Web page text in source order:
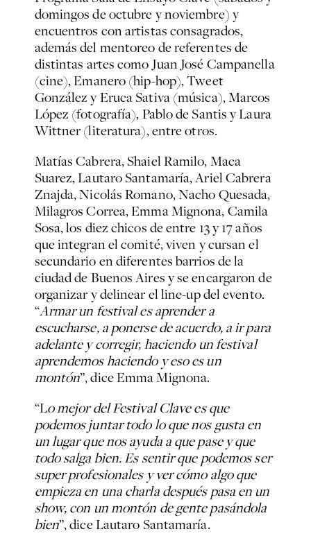
domingos de octubre y noviembre) y
encuentros con artistas consagrados,
además del mentoreo de referentes de
distintas artes como Juan José Campanella
(cine), Emanero (hip-hop), Tweet
González y Eruca Sativa (música), Marcos
López (fotografía), Pablo de Santis y Laura
Wittner (literatura), entre otros.
Matías Cabrera, Shaiel Ramilo, Maca
Suarez, Lautaro Santamaría, Ariel Cabrera
Znajda, Nicolás Romano, Nacho Quesada,
Milagros Correa, Emma Mignona, Camila
Sosa, los diez chicos de entre 13 y 17 años
que integran el comité, viven y cursan el
secundario en diferentes barrios de la
ciudad de Buenos Aires y se encargaron de
organizar y delinear el line-up del evento.
“Armar un festival es aprender a
escucharse, a ponerse de acuerdo, a ir para
adelante y corregir, haciendo un festival
aprendemos haciendo y eso es un
montón”, dice Emma Mignona.
“Lo mejor del Festival Clave es que
podemos juntar todo lo que nos gusta en
un lugar que nos ayuda a que pase y que
todo salga bien. Es sentir que podemos ser
super profesionales y ver cómo algo que
empieza en una charla después pasa en un
show, con un montón de gente pasándola
bien”, dice Lautaro Santamaría.